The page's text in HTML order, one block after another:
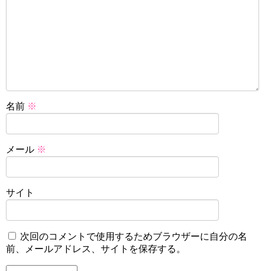
名前 ※
メール ※
サイト
次回のコメントで使用するためブラウザーに自分の名
前、メールアドレス、サイトを保存する。